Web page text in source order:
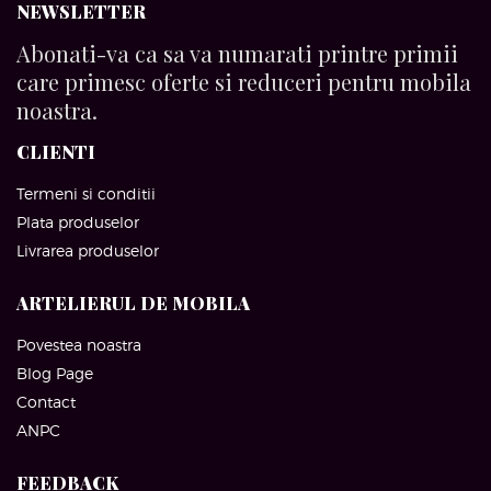
NEWSLETTER
Abonati-va ca sa va numarati printre primii
care primesc oferte si reduceri pentru mobila
noastra.
CLIENTI
Termeni si conditii
Plata produselor
Livrarea produselor
ARTELIERUL DE MOBILA
Povestea noastra
Blog Page
Contact
ANPC
FEEDBACK